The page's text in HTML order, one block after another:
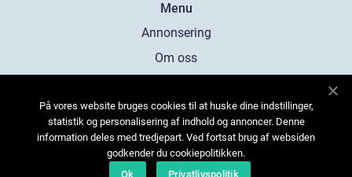
Menu
Annonsering
Om oss
Kontakta oss
Sitemap
På vores website bruges cookies til at huske dine indstillinger,
statistik og personalisering af indhold og annoncer. Denne
information deles med tredjepart. Ved fortsat brug af websiden
godkender du cookiepolitikken.
Ok
Privatlivspolitik